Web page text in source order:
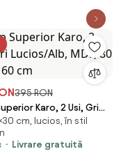
395 RON
Karo, 2 Usi, Gri
MDF, 80 x 30 x 60
cm, lucios, în stil
Livrare gratuită